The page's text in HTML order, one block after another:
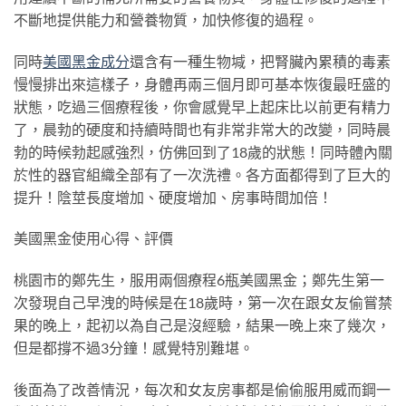
不斷地提供能力和營養物質，加快修復的過程。
同時美國黑金成分還含有一種生物堿，把腎臟內累積的毒素
慢慢排出來這樣子，身體再兩三個月即可基本恢復最旺盛的
狀態，吃過三個療程後，你會感覺早上起床比以前更有精力
了，晨勃的硬度和持續時間也有非常非常大的改變，同時晨
勃的時候勃起感強烈，仿佛回到了18歲的狀態！同時體內關
於性的器官組織全部有了一次洗禮。各方面都得到了巨大的
提升！陰莖長度增加、硬度增加、房事時間加倍！
美國黑金使用心得、評價
桃園市的鄭先生，服用兩個療程6瓶美國黑金；鄭先生第一
次發現自己早洩的時候是在18歲時，第一次在跟女友偷嘗禁
果的晚上，起初以為自己是沒經驗，結果一晚上來了幾次，
但是都撐不過3分鐘！感覺特別難堪。
後面為了改善情況，每次和女友房事都是偷偷服用威而鋼一